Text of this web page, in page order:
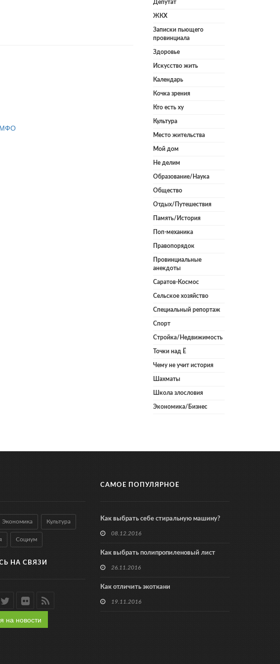
МФО
Депутат
ЖКХ
Записки пьющего
провинциала
Здоровье
Искусство жить
Календарь
Кочка зрения
Кто есть ху
Культура
Место жительства
Мой дом
Не делим
Образование/Наука
Общество
Отдых/Путешествия
Память/История
Поп-механика
Правопорядок
Провинциальные
анекдоты
Саратов-Космос
Сельское хозяйство
Специальный репортаж
Спорт
Стройка/Недвижимость
Точки над Ё
Чему не учит история
Шахматы
Школа злословия
Экономика/Бизнес
Экономика Культура
Социум
НА СВЯЗИ
на новости
САМОЕ ПОПУЛЯРНОЕ
Как выбрать себе стиральную машину?
08.12.2016
Как выбрать полипропиленовый лист
26.11.2016
Как отличить экоткани
19.11.2016